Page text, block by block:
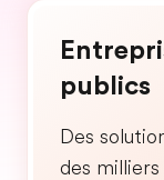
publics
Des
des milliers